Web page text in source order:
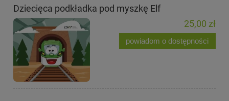
Dziecięca podkładka pod myszkę Elf
25,00 zł
powiadom o dostępności